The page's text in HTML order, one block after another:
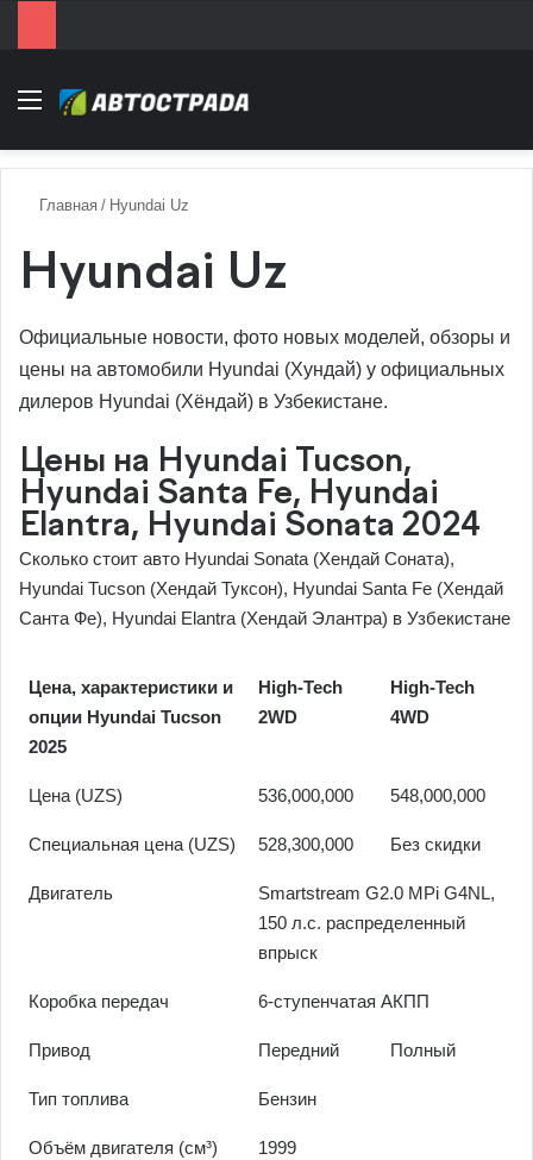
Menu
Главная / Hyundai Uz
Hyundai Uz
Официальные новости, фото новых моделей, обзоры и
цены на автомобили Hyundai (Хундай) у официальных
дилеров Hyundai (Хёндай) в Узбекистане.
Цены на Hyundai Tucson,
Hyundai Santa Fe, Hyundai
Elantra, Hyundai Sonata 2024
Сколько стоит авто Hyundai Sonata (Хендай Соната),
Hyundai Tucson (Хендай Туксон), Hyundai Santa Fe (Хендай
Санта Фе), Hyundai Elantra (Хендай Элантра) в Узбекистане
Цена, характеристики и
опции Hyundai Tucson
2025
High-Tech
2WD
High-Tech
4WD
Цена (UZS) 536,000,000 548,000,000
Специальная цена (UZS) 528,300,000 Без скидки
Двигатель
Smartstream G2.0 MPi G4NL,
150 л.с. распределенный
впрыск
Коробка передач 6-ступенчатая АКПП
Привод Передний Полный
Тип топлива Бензин
Объём двигателя (см³) 1999